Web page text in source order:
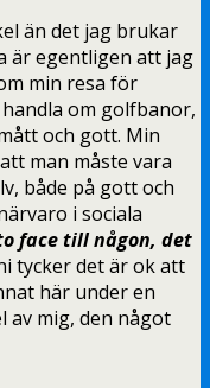
än det jag brukar
är egentligen att jag
min resa för
om golfbanor,
och gott. Min
man måste vara
både på gott och
i sociala
face till någon, det
tycker det är ok att
här under en
av mig, den något